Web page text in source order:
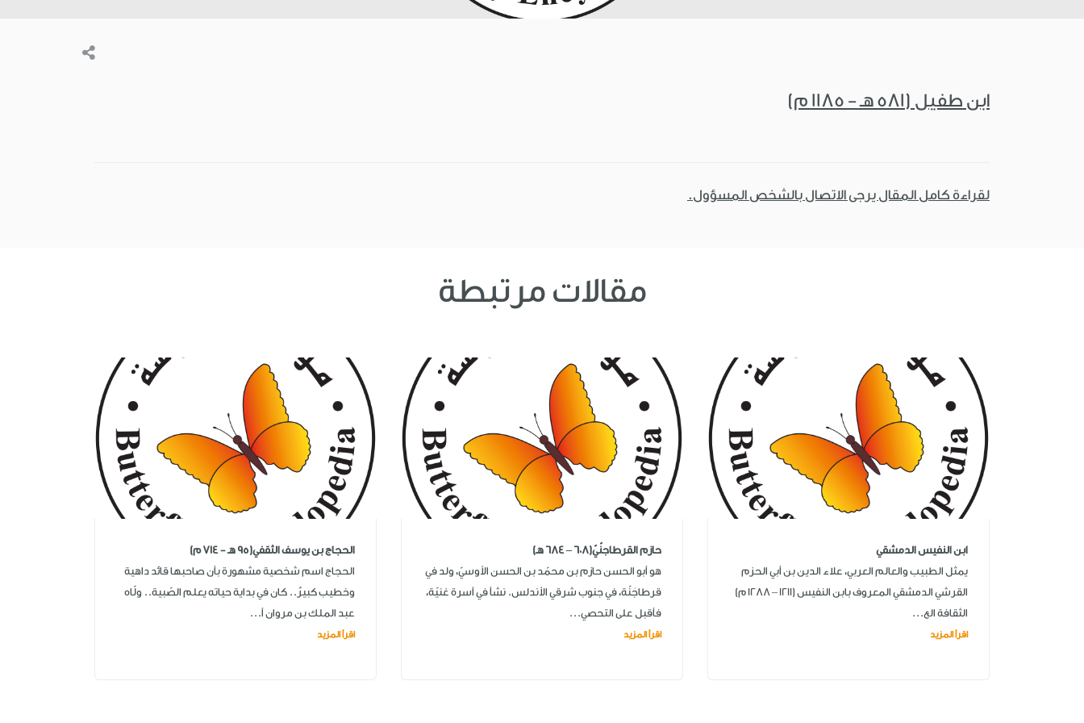
ابن طفيل (581 هـ - 1185 م)
لقراءة كامل المقال يرجى الاتصال بالشخص المسؤول.
مقالات مرتبطة
ابن النفيس الدمشقي
يمثل الطبيب والعالم العربي، علاء الدين بن أبي الحزم
القرشي الدمشقي المعروف بابن النفيس (1211 – 1288 م)
الثقافة الع...
اقرأ المزيد
حازم القرطاجنّيّ(608 – 684 هـ)
هو أبو الحسن حازم بن محمّد بن الحسن الأوسيّ، ولد في
قرطاجَنّة، في جنوب شرقي الأندلس. نشأ في أسرة غنيّة،
فأقبل على التحصي...
اقرأ المزيد
الحجاج بن يوسف الثقفي(95 هـ - 714 م)
الحجاج اسم شخصية مشهورة بأن صاحبها قائد داهية
وخطيب كبيرٌ.. كان في بداية حياته يعلم الصّبية.. ولّاه
عبد الملك بن مروان أ...
اقرأ المزيد